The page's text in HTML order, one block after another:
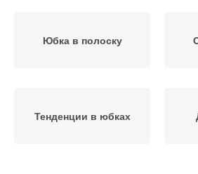
Юбка в полоску
Тенденции в юбках